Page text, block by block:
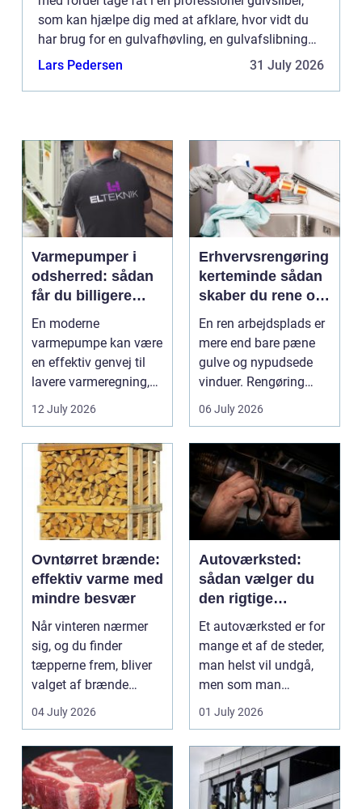
som kan hjælpe dig med at afklare, hvor vidt du
har brug for en gulvafhøvling, en gulvafslibning
eller måske b...
Lars Pedersen 31 July 2026
Varmepumper i
odsherred: sådan
får du billigere
varme og et bedre
En moderne
varmepumpe kan være
en effektiv genvej til
lavere varmeregning,
mindre CO2-udslip og
12 July 2026
Erhvervsrengøring
kerteminde sådan
skaber du rene og
trygge rammer på
arbejdspladsen
En ren arbejdsplads er
mere end bare pæne
gulve og nypudsede
vinduer. Rengøring
påvirker medarbejder...
06 July 2026
Ovntørret brænde:
effektiv varme med
mindre besvær
Når vinteren nærmer
sig, og du finder
tæpperne frem, bliver
valget af brænde
pludselig vigtigt.
Mang...
04 July 2026
Autoværksted:
sådan vælger du
den rigtige
mekaniker
Et autoværksted er for
mange et af de steder,
man helst vil undgå,
men som man
alligevel...
01 July 2026